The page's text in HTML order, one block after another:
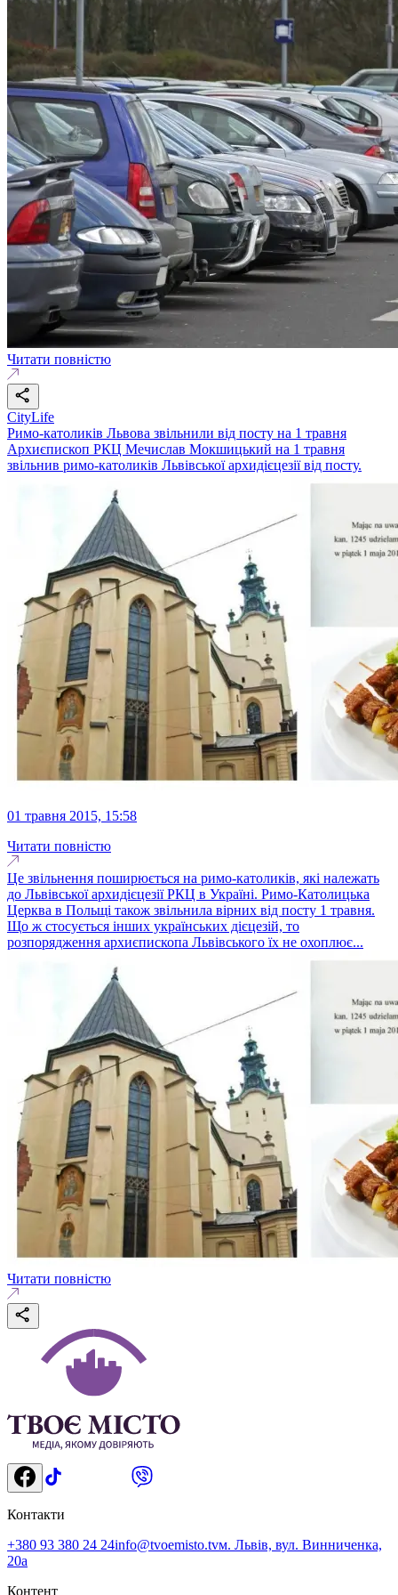
Читати повністю
CityLife
Римо-католиків Львова звільнили від посту на 1 травня
Архиєпископ РКЦ Мечислав Мокшицький на 1 травня
звільнив римо-католиків Львівської архидієцезії від посту.
01 травня 2015, 15:58
Читати повністю
Це звільнення поширюється на римо-католиків, які належать
до Львівської архидієцезії РКЦ в Україні. Римо-Католицька
Церква в Польщі також звільнила вірних від посту 1 травня.
Що ж стосується інших українських дієцезій, то
розпорядження архиєпископа Львівського їх не охоплює...
Читати повністю
Контакти
+380 93 380 24 24info@tvoemisto.tvм. Львів, вул. Винниченка,
20а
Контент